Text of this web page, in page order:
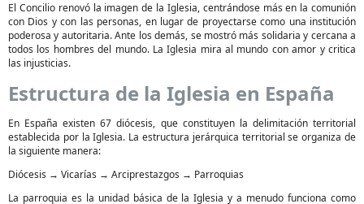
El Concilio renovó la imagen de la Iglesia, centrándose más en la comunión
con Dios y con las personas, en lugar de proyectarse como una institución
poderosa y autoritaria. Ante los demás, se mostró más solidaria y cercana a
todos los hombres del mundo. La Iglesia mira al mundo con amor y critica
las injusticias.
Estructura de la Iglesia en España
En España existen 67 diócesis, que constituyen la delimitación territorial
establecida por la Iglesia. La estructura jerárquica territorial se organiza de
la siguiente manera:
Diócesis → Vicarías → Arciprestazgos → Parroquias
La parroquia es la unidad básica de la Iglesia y a menudo funciona como